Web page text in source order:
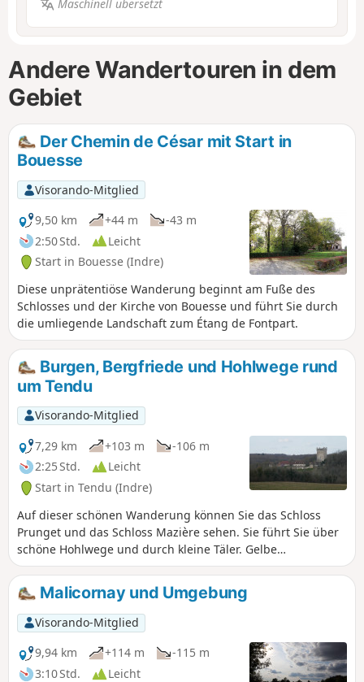
Maschinell übersetzt
Andere Wandertouren in dem
Gebiet
Der Chemin de César mit Start in
Bouesse
Visorando-Mitglied
9,50 km
+44 m
-43 m
2:50 Std.
Leicht
Start in Bouesse (Indre)
Diese unprätentiöse Wanderung beginnt am Fuße des
Schlosses und der Kirche von Bouesse und führt Sie durch
die umliegende Landschaft zum Étang de Fontpart.
Burgen, Bergfriede und Hohlwege rund
um Tendu
Visorando-Mitglied
7,29 km
+103 m
-106 m
2:25 Std.
Leicht
Start in Tendu (Indre)
Auf dieser schönen Wanderung können Sie das Schloss
Prunget und das Schloss Mazière sehen. Sie führt Sie über
schöne Hohlwege und durch kleine Täler. Gelbe
Markierung.
Malicornay und Umgebung
Visorando-Mitglied
9,94 km
+114 m
-115 m
3:10 Std.
Leicht